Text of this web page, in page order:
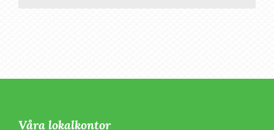
Våra lokalkontor